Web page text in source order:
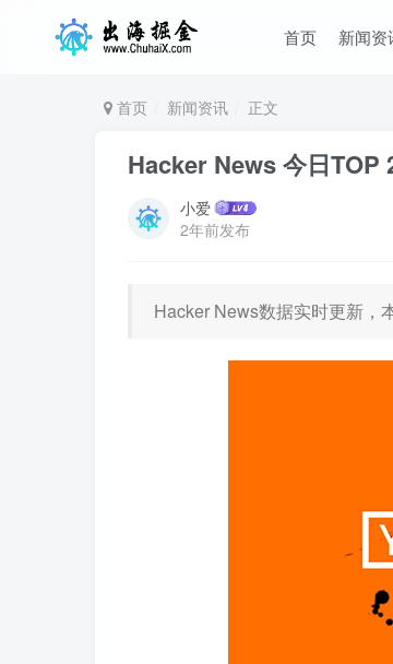
首页 新闻资
首页 新闻资讯 正文
Hacker News 今日TOP
小爱
2年前发布
Hacker News数据实时更新，